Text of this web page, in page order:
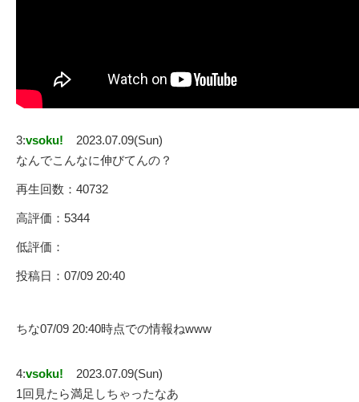
3:vsoku!
2023.07.09(Sun)
なんでこんなに伸びてんの？
再生回数：40732
高評価：5344
低評価：
投稿日：07/09 20:40
ちな07/09 20:40時点での情報ねwww
4:vsoku!
2023.07.09(Sun)
1回見たら満足しちゃったなあ